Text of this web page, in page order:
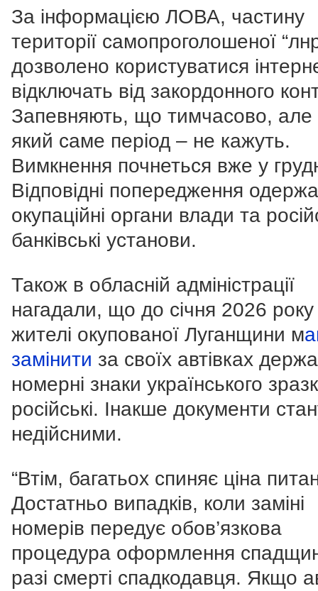
За інформацією ЛОВА, частину
території самопроголошеної
дозволено користуватися
відключать від закордонного
Запевняють, що тимчасово, але
який саме період – не кажуть.
Вимкнення почнеться вже у
Відповідні попередження
окупаційні органи влади та
банківські установи.
Також в обласній адміністрації
нагадали, що до січня 2026 року
жителі окупованої Луганщини м
замінити за своїх автівках
номерні знаки українського
російські. Інакше документи
недійсними.
“Втім, багатьох спиняє ціна
Достатньо випадків, коли заміні
номерів передує обов’язкова
процедура оформлення
разі смерті спадкодавця. Якщо